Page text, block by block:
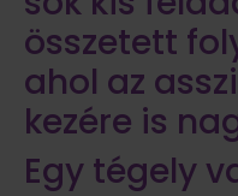
összetett
ahol az
kezére is
Egy tégely